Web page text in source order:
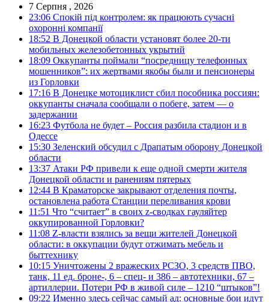
7 Серпня , 2026
23:06 Спокій під контролем: як працюють сучасні
охоронні компанії
18:52 В Донецкой области установят более 20-ти
мобильных железобетонных укрытий
18:09 Оккупанты поймали “посредницу телефонных
мошенников”: их жертвами якобы были и пенсионеры
из Горловки
17:16 В Донецке мотоциклист сбил пособника россиян:
оккупанты сначала сообщали о побеге, затем — о
задержании
16:23 Футбола не будет – Россия разбила стадион и в
Одессе
15:30 Зеленский обсудил с Драпатым оборону Донецкой
области
13:37 Атаки РФ привели к еще одной смерти жителя
Донецкой области и ранениям пятерых
12:44 В Краматорске закрывают отделения почты,
остановлена работа Станции переливания крови
11:51 Что “считает” в своих z-сводках гауляйтер
оккупированной Горловки?
11:08 Z-власти взялись за вещи жителей Донецкой
области: в оккупации будут отжимать мебель и
быттехнику
10:15 Уничтожены 2 вражеских РСЗО, 3 средств ПВО,
танк, 11 ед. броне-, 6 – спец- и 386 – автотехники, 67 –
артиллерии. Потери РФ в живой силе – 1210 “штыков”!
09:22 Именно здесь сейчас самый ад: основные бои идут